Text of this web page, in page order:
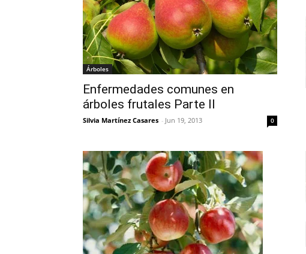
Árboles
Enfermedades comunes en
árboles frutales Parte II
Silvia Martínez Casares - Jun 19, 2013 0